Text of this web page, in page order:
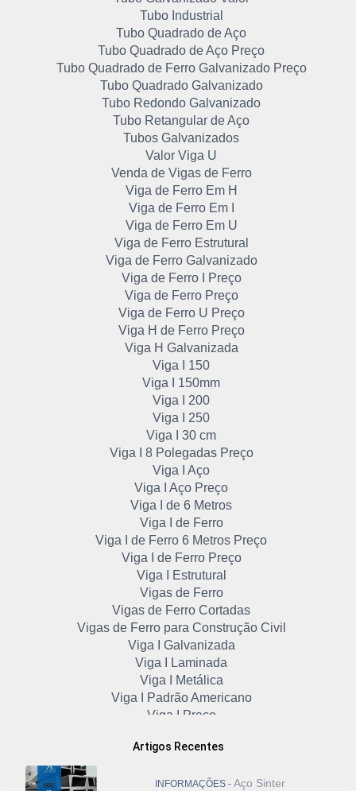
Tubo Industrial
Tubo Quadrado de Aço
Tubo Quadrado de Aço Preço
Tubo Quadrado de Ferro Galvanizado Preço
Tubo Quadrado Galvanizado
Tubo Redondo Galvanizado
Tubo Retangular de Aço
Tubos Galvanizados
Valor Viga U
Venda de Vigas de Ferro
Viga de Ferro Em H
Viga de Ferro Em I
Viga de Ferro Em U
Viga de Ferro Estrutural
Viga de Ferro Galvanizado
Viga de Ferro I Preço
Viga de Ferro Preço
Viga de Ferro U Preço
Viga H de Ferro Preço
Viga H Galvanizada
Viga I 150
Viga I 150mm
Viga I 200
Viga I 250
Viga I 30 cm
Viga I 8 Polegadas Preço
Viga I Aço
Viga I Aço Preço
Viga I de 6 Metros
Viga I de Ferro
Viga I de Ferro 6 Metros Preço
Viga I de Ferro Preço
Viga I Estrutural
Vigas de Ferro
Vigas de Ferro Cortadas
Vigas de Ferro para Construção Civil
Viga I Galvanizada
Viga I Laminada
Viga I Metálica
Viga I Padrão Americano
Viga I Preço
Viga I Preço por Kg
Viga Metálica Perfil I
Artigos Recentes
INFORMAÇÕES - Aço Sinter